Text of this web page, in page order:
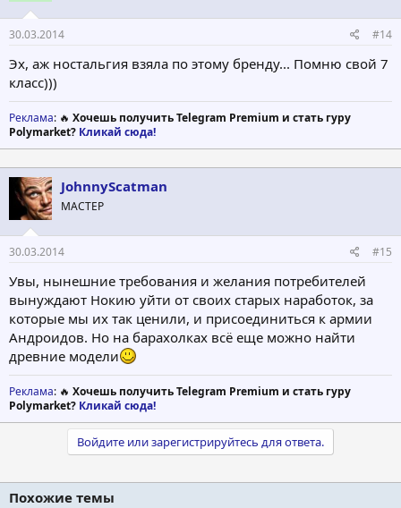
30.03.2014 #14
Эх, аж ностальгия взяла по этому бренду... Помню свой 7
класс)))
Реклама: 🔥 Хочешь получить Telegram Premium и стать гуру
Polymarket? Кликай сюда!
JohnnyScatman
МАСТЕР
30.03.2014 #15
Увы, нынешние требования и желания потребителей
вынуждают Нокию уйти от своих старых наработок, за
которые мы их так ценили, и присоединиться к армии
Андроидов. Но на барахолках всё еще можно найти
древние модели
Реклама: 🔥 Хочешь получить Telegram Premium и стать гуру
Polymarket? Кликай сюда!
Войдите или зарегистрируйтесь для ответа.
Похожие темы